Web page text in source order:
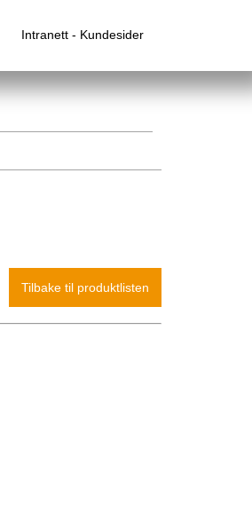
Intranett - Kundesider